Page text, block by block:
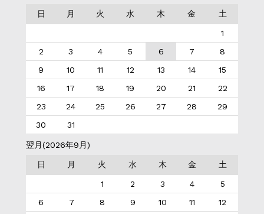
日 月 火 水 木 金 土
1
2
3 4 5 6 7
8
9
10 11 12 13 14
15
16
17 18 19 20 21
22
23
24 25 26 27 28
29
30
31
翌月(2026年9月)
日 月 火 水 木 金 土
1 2 3 4
5
6
7 8 9 10 11 12